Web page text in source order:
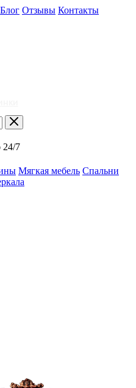
Блог Отзывы Контакты
24/7
Мягкая мебель Спальни